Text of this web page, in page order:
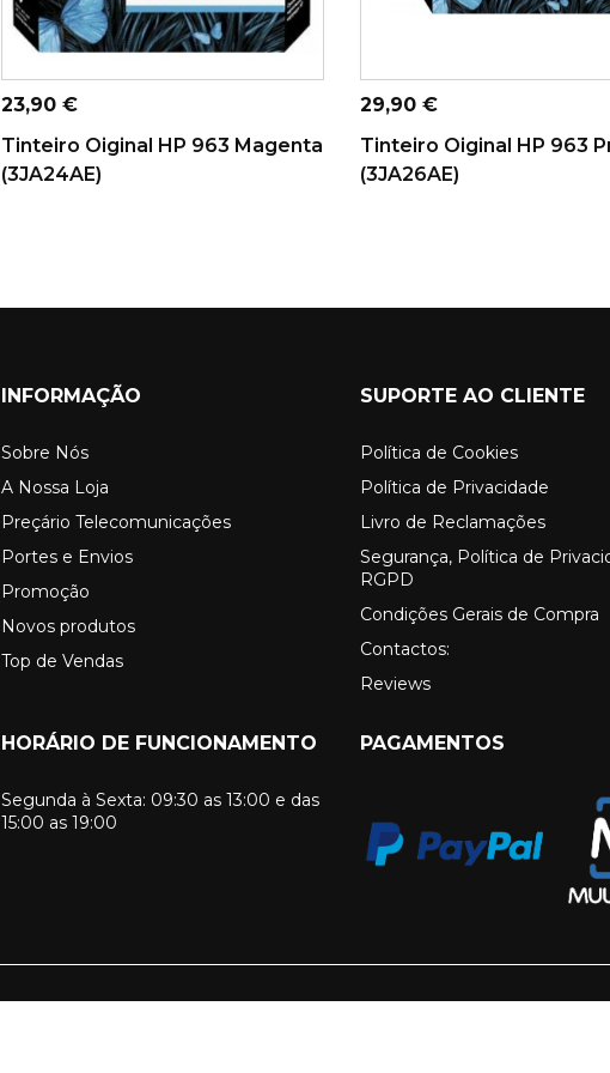
ADICIONAR AO
CARRINHO
Preço
23,90 €
Tinteiro Oiginal HP 963 Magenta
(3JA24AE)
CARRINHO
Preço
29,90 €
Tinteiro Oiginal HP 963
(3JA26AE)
INFORMAÇÃO
Sobre Nós
A Nossa Loja
Preçário Telecomunicações
Portes e Envios
Promoção
Novos produtos
Top de Vendas
SUPORTE AO CLIENTE
Política de Cookies
Política de Privacidade
Livro de Reclamações
Segurança, Política de
RGPD
Condições Gerais de Compra
Contactos:
Reviews
HORÁRIO DE FUNCIONAMENTO
Segunda à Sexta: 09:30 as 13:00 e das
15:00 as 19:00
PAGAMENTOS